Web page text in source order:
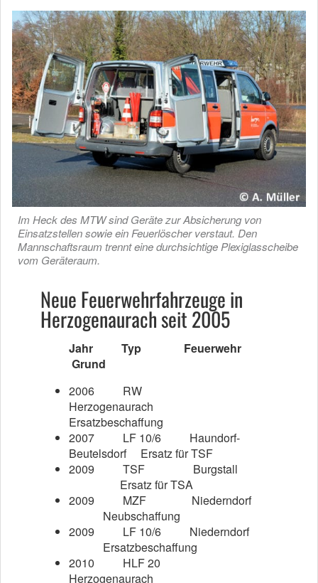
Im Heck des MTW sind Geräte zur Absicherung von
Einsatzstellen sowie ein Feuerlöscher verstaut. Den
Mannschaftsraum trennt eine durchsichtige Plexiglasscheibe
vom Geräteraum.
Neue Feuerwehrfahrzeuge in
Herzogenaurach seit 2005
Jahr Typ Feuerwehr
Grund
2006
RW
Herzogenaurach
Ersatzbeschaffung
2007
LF 10/6 Haundorf-
Beutelsdorf Ersatz für TSF
2009
TSF Burgstall
Ersatz für TSA
2009
MZF Niederndorf
Neubschaffung
2009
LF 10/6 Niederndorf
Ersatzbeschaffung
2010
HLF 20
Herzogenaurach